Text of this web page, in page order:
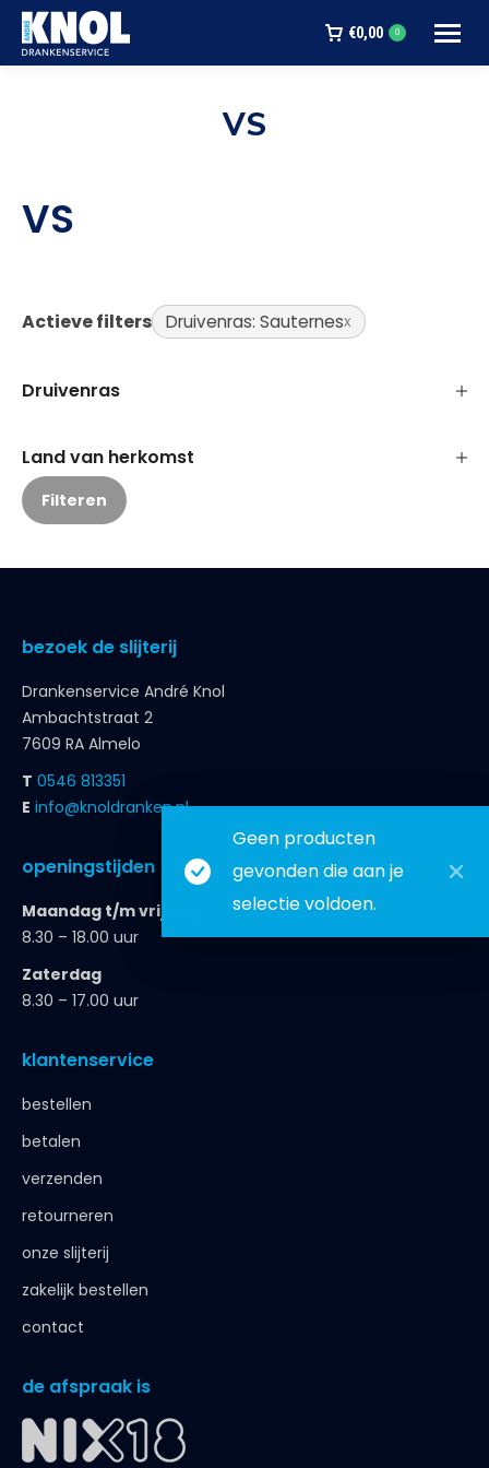
€0,00 0
VS
Geen producten
gevonden die aan je
selectie voldoen.
VS
Actieve filters Druivenras: Sauternes
Druivenras
Land van herkomst
Filteren
bezoek de slijterij
Drankenservice André Knol
Ambachtstraat 2
7609 RA Almelo
T 0546 813351
E info@knoldranken.nl
openingstijden
Maandag t/m vrijdag
8.30 – 18.00 uur
Zaterdag
8.30 – 17.00 uur
klantenservice
bestellen
betalen
verzenden
retourneren
onze slijterij
zakelijk bestellen
contact
de afspraak is